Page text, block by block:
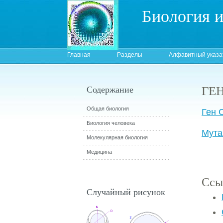
Биология
Главная Разделы Алфавитный
Ген
Содержание
Общая биология
Биология человека
Молекулярная биология
Медицина
Случайный рисунок